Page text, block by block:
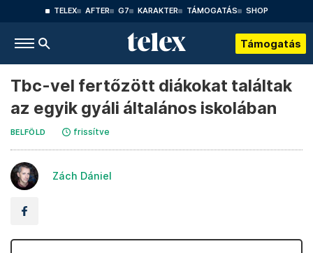
TELEX AFTER G7 KARAKTER TÁMOGATÁS SHOP
Támogatás
Tbc-vel fertőzött diákokat találtak
az egyik gyáli általános iskolában
BELFÖLD frissítve
Zách Dániel